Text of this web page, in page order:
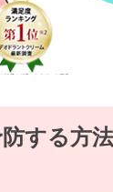
する方